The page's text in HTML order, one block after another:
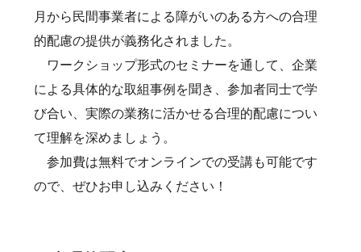
月から民間事業者による障がいのある方への合理
的配慮の提供が義務化されました。
ワークショップ形式のセミナーを通して、企業
による具体的な取組事例を聞き、参加者同士で学
び合い、実際の業務に活かせる合理的配慮につい
て理解を深めましょう。
参加費は無料でオンラインでの受講も可能です
ので、ぜひお申し込みください！